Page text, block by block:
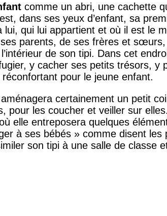
comme un abri, une cachette
dans ses yeux d’enfant, sa
lui, qui lui appartient et où il est le
parents, de ses frères et sœurs,
de son tipi. Dans cet
y cacher ses petits trésors, y
pour le jeune enfant.
certainement un petit
pour les coucher et veiller sur
elle entreposera quelques
à ses bébés » comme disent les
son tipi à une salle de classe